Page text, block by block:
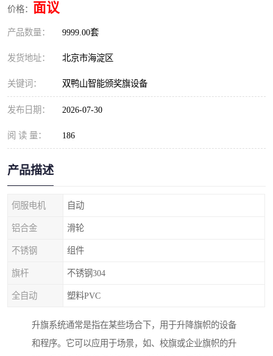
价格： 面议
产品数量： 9999.00套
发货地址： 北京市海淀区
关键词： 双鸭山智能颁奖旗设备
发布日期： 2026-07-30
阅 读 量： 186
产品描述
伺服电机 自动
铝合金 滑轮
不锈钢 组件
旗杆 不锈钢304
全自动 塑料PVC
升旗系统通常是指在某些场合下，用于升降旗帜的设备
和程序。它可以应用于场景，如、校旗或企业旗帜的升